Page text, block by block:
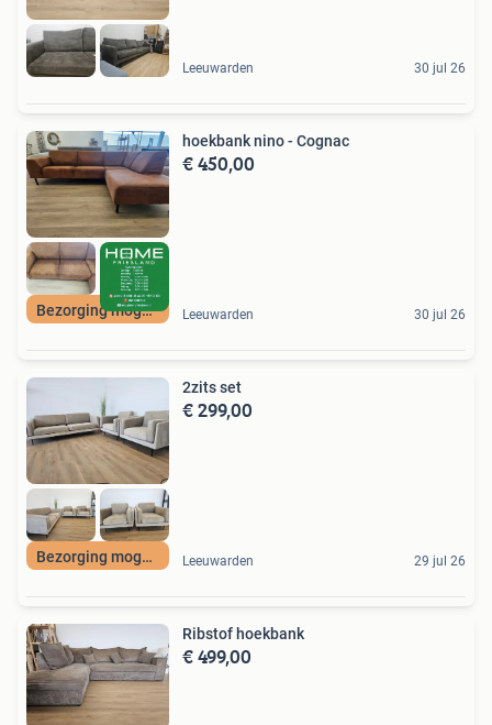
Leeuwarden 30 jul 26
Bezorging mogelijk
hoekbank nino - Cognac
€ 450,00
Leeuwarden 30 jul 26
Bezorging mogelijk
2zits set
€ 299,00
Leeuwarden 29 jul 26
Ribstof hoekbank
€ 499,00